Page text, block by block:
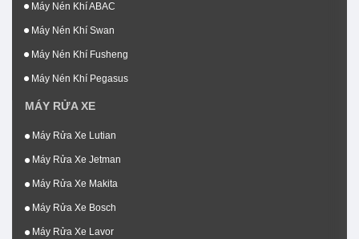
Máy Nén Khí ABAC
Máy Nén Khí Swan
Máy Nén Khí Fusheng
Máy Nén Khí Pegasus
MÁY RỬA XE
Máy Rửa Xe Lutian
Máy Rửa Xe Jetman
Máy Rửa Xe Makita
Máy Rửa Xe Bosch
Máy Rửa Xe Lavor